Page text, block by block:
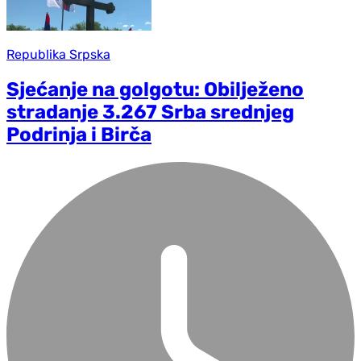
Republika Srpska
Sjećanje na golgotu: Obilježeno
stradanje 3.267 Srba srednjeg
Podrinja i Birča